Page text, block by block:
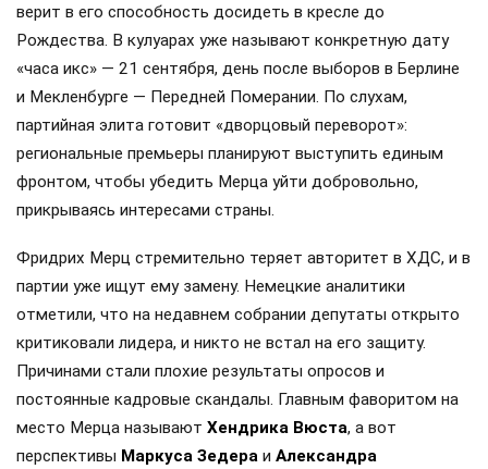
верит в его способность досидеть в кресле до
Рождества. В кулуарах уже называют конкретную дату
«часа икс» — 21 сентября, день после выборов в Берлине
и Мекленбурге — Передней Померании. По слухам,
партийная элита готовит «дворцовый переворот»:
региональные премьеры планируют выступить единым
фронтом, чтобы убедить Мерца уйти добровольно,
прикрываясь интересами страны.
Фридрих Мерц стремительно теряет авторитет в ХДС, и в
партии уже ищут ему замену. Немецкие аналитики
отметили, что на недавнем собрании депутаты открыто
критиковали лидера, и никто не встал на его защиту.
Причинами стали плохие результаты опросов и
постоянные кадровые скандалы. Главным фаворитом на
место Мерца называют Хендрика Вюста, а вот
перспективы Маркуса Зедера и Александра